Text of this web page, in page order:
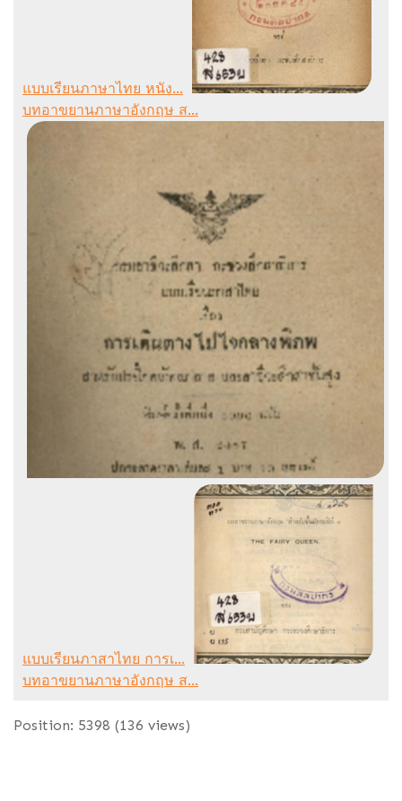
แบบเรียนภาษาไทย หนัง...
บทอาขยานภาษาอังกฤษ ส...
แบบเรียนภาสาไทย การเ...
บทอาขยานภาษาอังกฤษ ส...
Position: 5398 (136 views)